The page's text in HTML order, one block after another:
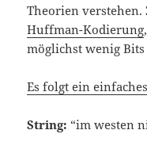
Theorien verstehen.
Huffman-Kodierung
möglichst wenig
Es folgt ein
String: “im westen